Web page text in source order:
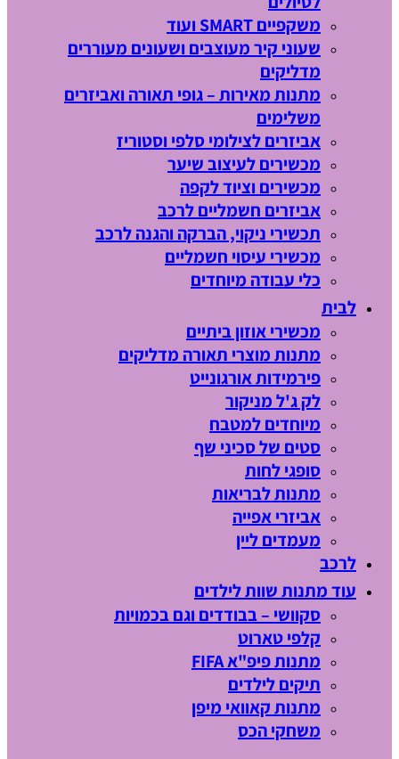
משקפיים SMART ועוד
שעוני קיר מעוצבים ושעונים מעוררים
מדליקים
מתנות מאירות – גופי תאורה ואביזרים
משלימים
אביזרים לצילומי סלפי וסטוריז
מכשירים לעיצוב שיער
מכשירים וציוד לקפה
אביזרים חשמליים לרכב
תכשירי ניקוי, הברקה והגנה לרכב
מכשירי עיסוי חשמליים
כלי עבודה מיוחדים
לבית
מכשירי אוזון ביתיים
מתנות מוצרי תאורה מדליקים
פירמידות אורגונייט
לק ג'ל מניקור
מיוחדים למטבח
סטים של סכיני שף
סופגי לחות
מתנות לבריאות
אביזרי אפייה
מעמדים ליין
לרכב
עוד מתנות שוות לילדים
סקוושי – בבודדים וגם בכמויות
קלפי טארוט
מתנות פיפ"א FIFA
תיקים לילדים
מתנות קאוואי מיפן
משחקי הכס